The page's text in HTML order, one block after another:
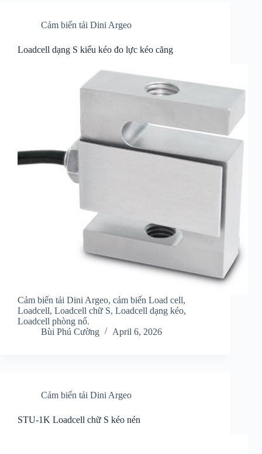
Cảm biến tải Dini Argeo
Loadcell dạng S kiểu kéo đo lực kéo căng
Cảm biến tải Dini Argeo, cảm biến Load cell,
Loadcell, Loadcell chữ S, Loadcell dạng kéo,
Loadcell phòng nổ.
Bùi Phú Cường
April 6, 2026
Cảm biến tải Dini Argeo
STU-1K Loadcell chữ S kéo nén